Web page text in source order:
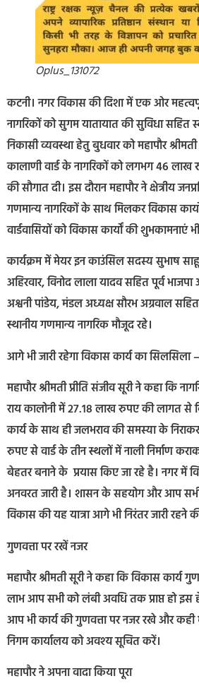
Oplus_131072
कटनी। नगर विकास की दिशा में एक ओर
नागरिकों को सुगम यातायात की सुविधा
निकासी व्यवस्था हेतु बुधवार को महापौर
कालाणी वार्ड के नागरिकों को लगभग 46 लाख
की सौगात दी। इस दौरान महापौर ने क्षेत्रीय
गणमान्य नागरिकों के साथ मिलकर विकास
वार्डवासियों को विकास कार्यों की शुभकामनाएं
कार्यक्रम में मेयर इन काउंसिल सदस्य सुभाष
अहिरवार, विनोद लाला यादव सहित पूर्व भाजपा
अश्वनी पांडेय, मंडल अध्यक्ष सौरभ अग्रवाल
स्थानीय गणमान्य नागरिक मौजूद रहे।
आगे भी जारी रहेगा विकास कार्य का सिलसिला
महापौर श्रीमती प्रीति संजीव सूरी ने कहा कि
राय कालोनी में 27.18 लाख रुपए की लागत से
कार्य के साथ ही जलभराव की समस्या के
रुपए से वार्ड के तीन स्थलों में नाली निर्माण
बेहतर बनाने के प्रयास किए जा रहे है। नगर में
अनवरत जारी है। शासन के सहयोग और आप
विकास की यह यात्रा आगे भी निरंतर जारी रहने
गुणवत्ता पर रखें नजर
महापौर श्रीमती सूरी ने कहा कि विकास कार्य
लाभ आप सभी को लंबी अवधि तक प्राप्त हो इस
आप भी कार्य की गुणवत्ता पर नजर रखे और कही
निगम कार्यालय को अवश्य सूचित करें।
महापौर ने अपना वादा किया पूरा